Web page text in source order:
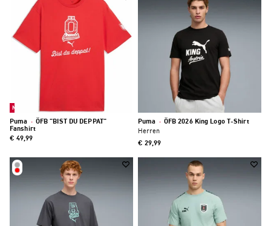
Neu
Puma · ÖFB "BIST DU DEPPAT"
Fanshirt
€ 49,99
Puma · ÖFB 2026 King Logo T-Shirt
Herren
€ 29,99